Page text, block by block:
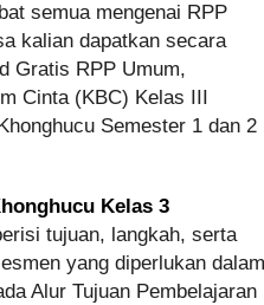
semua mengenai RPP
kalian dapatkan secara
Gratis RPP Umum,
Cinta (KBC) Kelas III
Semester 1 dan 2
Kelas 3
tujuan, langkah, serta
yang diperlukan dalam
Alur Tujuan Pembelajaran